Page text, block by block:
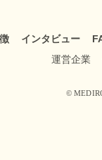
インタビュー
運営企業
©